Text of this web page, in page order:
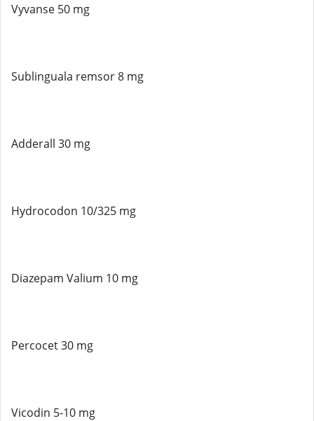
Vyvanse 50 mg
Sublinguala remsor 8 mg
Adderall 30 mg
Hydrocodon 10/325 mg
Diazepam Valium 10 mg
Percocet 30 mg
Vicodin 5-10 mg